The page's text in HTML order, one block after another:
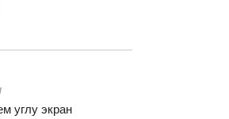
углу экран